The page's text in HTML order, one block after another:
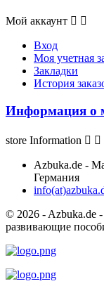
Мой аккаунт  
Вход
Моя учетная
Закладки
История
Информация о
store Information  
Azbuka.de -
Германия
© 2026 - Azbuka.de
развивающие